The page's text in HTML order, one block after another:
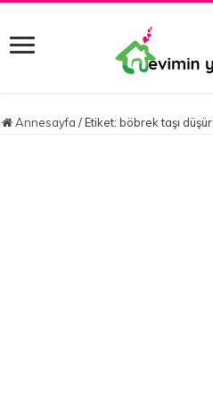
Annesayfa / Etiket:böbrek taşı